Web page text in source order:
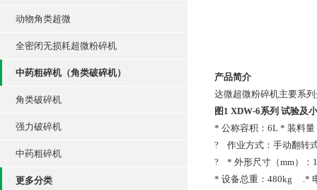
动物角类超微
全密闭无损耗超微粉碎机
中药粗碎机（角类破碎机）
角类破碎机
强力破碎机
中药粗碎机
更多分类
产品简介
达微超微粉碎机主要系
图1 XDW-6系列 试验及
* 公称容积：6L * 装料
?
作业方式：手动翻转
? * 外形尺寸（mm）：
* 设备总重：480kg .*